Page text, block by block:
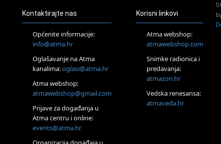
Tečaj Višeg Vodstva, razvijanja intuicije i Akaša zapisa
25.08.
Upisi u program Profesionalni hipnoterapeut — nova
generacija kreće 25.08. 2026.
Online
Škola BaZi – put prema dubljem razumijevanju sebe
Visoko
Alemka Dauskardt – Jednodnevna radionica sistemskih
konstelacija
Kontaktirajte nas
Općenite informacije:
info@atma.hr
Oglašavanje na Atma
kanalima:oglasi@atma.hr
Atma webshop:
atmawebshop@gmail.com
Prijave za događanja u
Atma centru i online:
events@atma.hr
Korisni linkovi
Atma webshop:
atmawebshop.com
Snimke radionica i
predavanja:
atmazon.hr
Vedska renesansa:
atmaveda.hr